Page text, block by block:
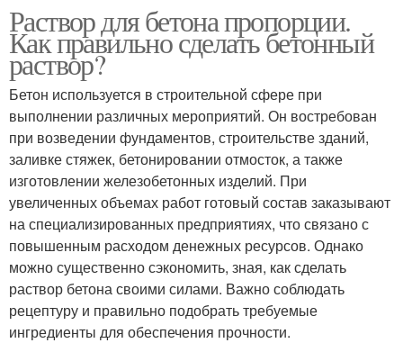
Раствор для бетона пропорции.
Как правильно сделать бетонный
раствор?
Бетон используется в строительной сфере при
выполнении различных мероприятий. Он востребован
при возведении фундаментов, строительстве зданий,
заливке стяжек, бетонировании отмосток, а также
изготовлении железобетонных изделий. При
увеличенных объемах работ готовый состав заказывают
на специализированных предприятиях, что связано с
повышенным расходом денежных ресурсов. Однако
можно существенно сэкономить, зная, как сделать
раствор бетона своими силами. Важно соблюдать
рецептуру и правильно подобрать требуемые
ингредиенты для обеспечения прочности.